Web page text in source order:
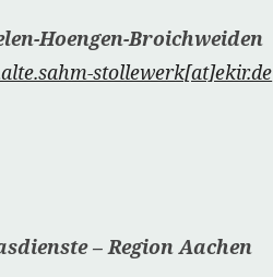
Hoengen-Broichweiden
stollewerk[at]ekir.de
– Region Aachen